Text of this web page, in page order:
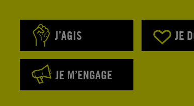
J’AGIS JE
JE M’ENGAGE